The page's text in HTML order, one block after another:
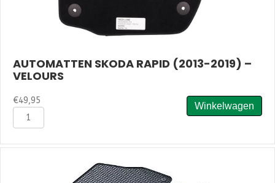
AUTOMATTEN SKODA RAPID (2013-2019) –
VELOURS
€49,95
Automatten
Skoda
(2013-
Winkelwagen